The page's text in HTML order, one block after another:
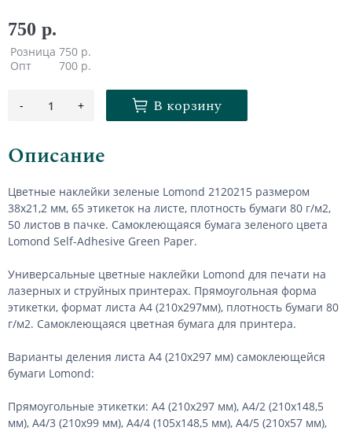
750 р.
Розница 750 р.
Опт
700 р.
- 1 + В корзину
Описание
Цветные наклейки зеленые Lomond 2120215 размером
38х21,2 мм, 65 этикеток на листе, плотность бумаги 80 г/м2,
50 листов в пачке. Самоклеющаяся бумага зеленого цвета
Lomond Self-Adhesive Green Paper.
Универсальные цветные наклейки Lomond для печати на
лазерных и струйных принтерах. Прямоугольная форма
этикетки, формат листа А4 (210х297мм), плотность бумаги 80
г/м2. Самоклеющаяся цветная бумага для принтера.
Варианты деления листа А4 (210х297 мм) самоклеющейся
бумаги Lomond:
Прямоугольные этикетки: А4 (210х297 мм), А4/2 (210х148,5
мм), А4/3 (210х99 мм), А4/4 (105х148,5 мм), А4/5 (210х57 мм),